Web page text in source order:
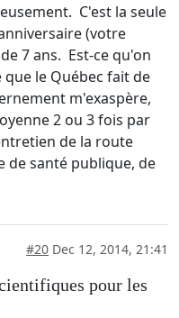
C'est la seule
(votre
7 ans. Est-ce qu'on
le Québec fait de
m'exaspère,
2 ou 3 fois par
de la route
de santé publique, de
#20 Dec 12, 2014, 21:41
pour les